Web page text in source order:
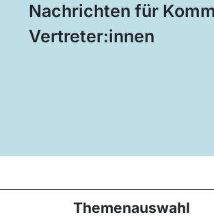
Nachrichten für
Vertreter:innen
Themenauswahl